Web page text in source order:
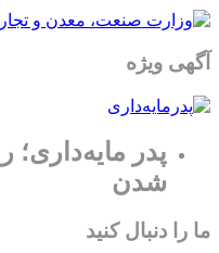
آگهی ویژه
پدر مایه‌داری؛
شدن
ما را دنبال کنید